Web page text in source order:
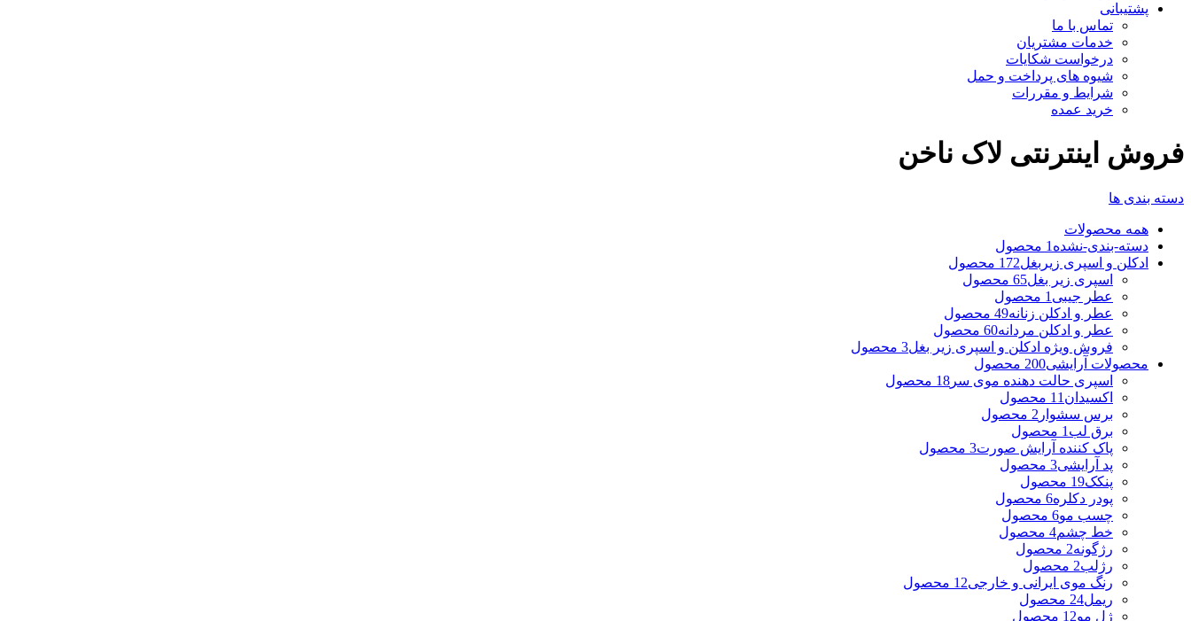
پشتیبانی
تماس با ما
خدمات مشتریان
درخواست شکایات
شیوه های پرداخت و حمل
شرایط و مقررات
خرید عمده
فروش اینترنتی لاک ناخن
دسته بندی ها
همه محصولات
دسته-بندی-نشده 1 محصول
ادکلن و اسپری زیربغل172 محصول
اسپری زیر بغل65 محصول
عطر جیبی 1 محصول
عطر و ادکلن زنانه49 محصول
عطر و ادکلن مردانه60 محصول
فروش ویژه ادکلن و اسپری زیر بغل3 محصول
محصولات آرایشی200 محصول
اسپری حالت دهنده موی سر 18 محصول
اکسیدان 11 محصول
برس سشوار 2 محصول
برق لب 1 محصول
پاک کننده آرایش صورت3 محصول
پد آرایشی3 محصول
پنکک19 محصول
پودر دکلره6 محصول
چسب مو6 محصول
خط چشم4 محصول
رژگونه2 محصول
رژلب2 محصول
رنگ موی ایرانی و خارجی12 محصول
ریمل24 محصول
ژل مو12 محصول